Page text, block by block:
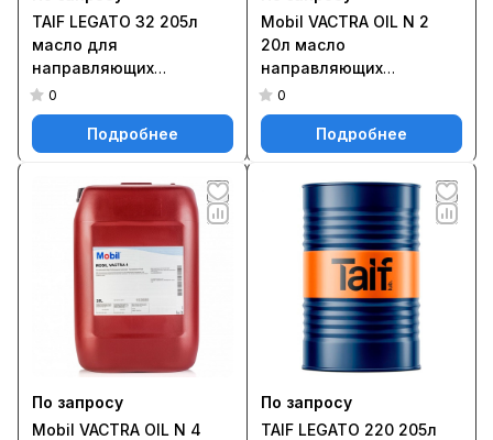
TAIF LEGATO 32 205л
масло для
направляющих
скольжения
0
Подробнее
Mobil VACTRA OIL N 2
20л масло
направляющих
скольжения
0
Подробнее
По запросу
Mobil VACTRA OIL N 4
По запросу
TAIF LEGATO 220 205л